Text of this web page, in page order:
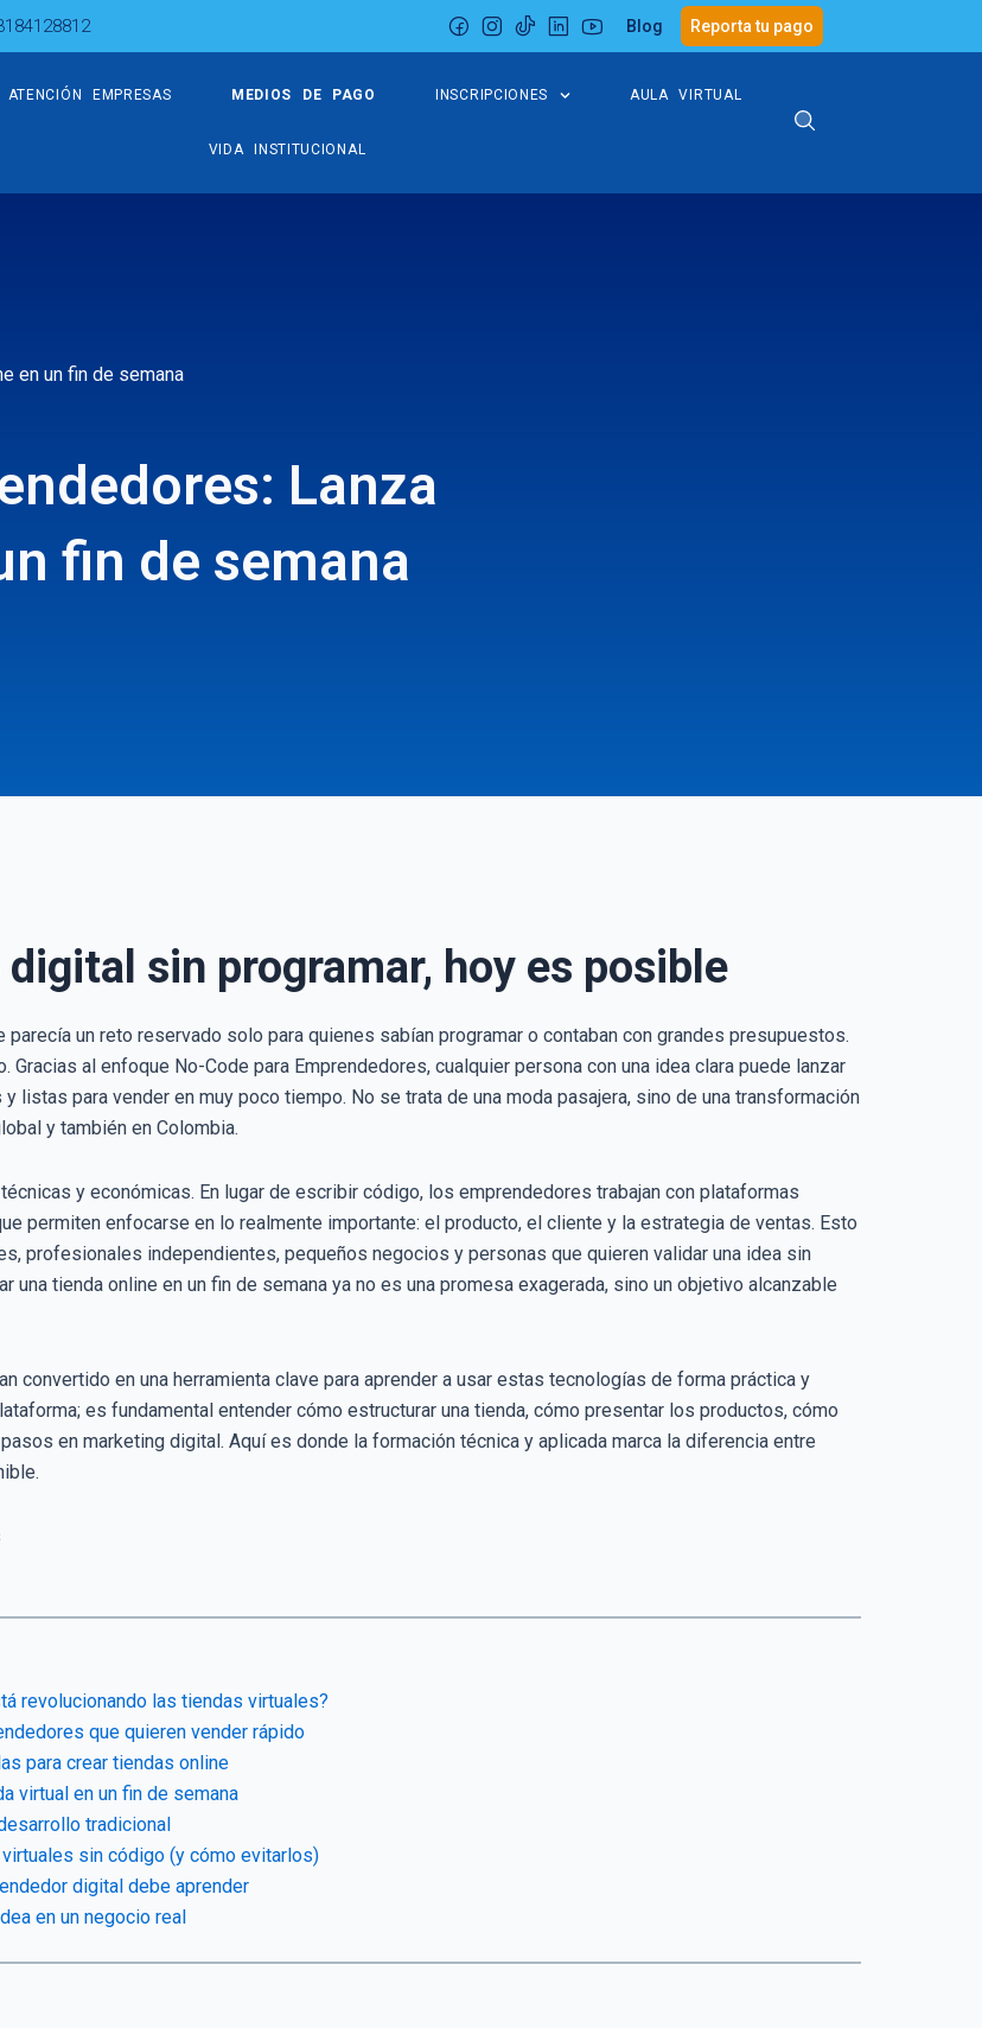
Blog Reporta tu pago
ATENCIÓN EMPRESAS MEDIOS DE PAGO INSCRIPCIONES AULA VIRTUAL
VIDA INSTITUCIONAL
en un fin de semana
Lanza
fin de semana
sin programar, hoy es posible
parecía un reto reservado solo para quienes sabían programar o contaban con grandes presupuestos.
Gracias al enfoque No-Code para Emprendedores, cualquier persona con una idea clara puede lanzar
listas para vender en muy poco tiempo. No se trata de una moda pasajera, sino de una transformación
y también en Colombia.
y económicas. En lugar de escribir código, los emprendedores trabajan con plataformas
permiten enfocarse en lo realmente importante: el producto, el cliente y la estrategia de ventas. Esto
profesionales independientes, pequeños negocios y personas que quieren validar una idea sin
una tienda online en un fin de semana ya no es una promesa exagerada, sino un objetivo alcanzable
convertido en una herramienta clave para aprender a usar estas tecnologías de forma práctica y
es fundamental entender cómo estructurar una tienda, cómo presentar los productos, cómo
en marketing digital. Aquí es donde la formación técnica y aplicada marca la diferencia entre
revolucionando las tiendas virtuales?
que quieren vender rápido
para crear tiendas online
virtual en un fin de semana
tradicional
sin código (y cómo evitarlos)
digital debe aprender
en un negocio real